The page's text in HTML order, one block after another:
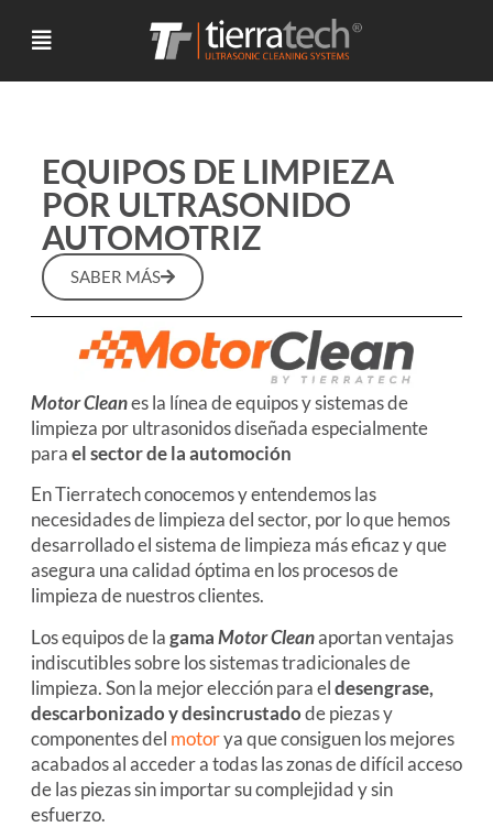
EQUIPOS DE LIMPIEZA
POR ULTRASONIDO
AUTOMOTRIZ
SABER MÁS
Motor Cleanes la línea de equipos y sistemas de
limpieza por ultrasonidos diseñada especialmente
parael sector de la automoción
En Tierratech conocemos y entendemos las
necesidades de limpieza del sector, por lo que hemos
desarrollado el sistema de limpieza más eficaz y que
asegura una calidad óptima en los procesos de
limpieza de nuestros clientes.
Los equipos de lagamaMotor Cleanaportan ventajas
indiscutibles sobre los sistemas tradicionales de
limpieza. Son la mejor elección para eldesengrase,
descarbonizado y desincrustadode piezas y
componentes del motorya que consiguen los mejores
acabados al acceder a todas las zonas de difícil acceso
de las piezas sin importar su complejidad y sin
esfuerzo.